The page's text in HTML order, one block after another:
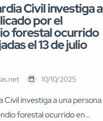
Civil investiga a
por el
forestal ocurrido
el 13 de julio
10/10/2025
Civil investiga a una persona
forestal ocurrido en